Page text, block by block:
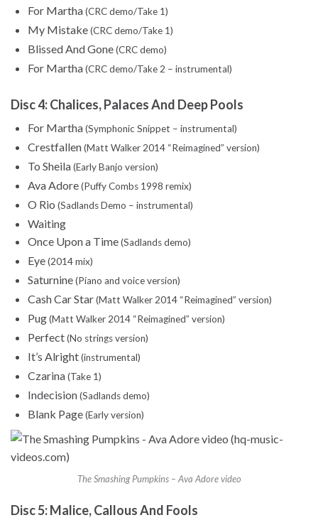
For Martha(CRC demo/Take 1)
My Mistake(CRC demo/Take 1)
Blissed And Gone(CRC demo)
For Martha(CRC demo/Take 2 – instrumental)
Disc 4: Chalices, Palaces And Deep Pools
For Martha(Symphonic Snippet – instrumental)
Crestfallen(Matt Walker 2014 “Reimagined” version)
To Sheila(Early Banjo version)
Ava Adore(Puffy Combs 1998 remix)
O Rio (Sadlands Demo – instrumental)
Waiting
Once Upon a Time(Sadlands demo)
Eye(2014 mix)
Saturnine(Piano and voice version)
Cash Car Star(Matt Walker 2014 “Reimagined” version)
Pug(Matt Walker 2014 “Reimagined” version)
Perfect(No strings version)
It’s Alright(instrumental)
Czarina(Take 1)
Indecision(Sadlands demo)
Blank Page(Early version)
The Smashing Pumpkins – Ava Adore video
Disc 5: Malice, Callous And Fools